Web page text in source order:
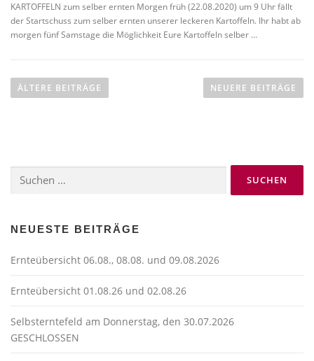
KARTOFFELN zum selber ernten Morgen früh (22.08.2020) um 9 Uhr fällt
der Startschuss zum selber ernten unserer leckeren Kartoffeln. Ihr habt ab
morgen fünf Samstage die Möglichkeit Eure Kartoffeln selber …
e
a
i
g
t
i
ÄLTERE BEITRÄGE NEUERE BEITRÄGE
nach:
NEUESTE BEITRÄGE
Ernteübersicht 06.08., 08.08. und 09.08.2026
Ernteübersicht 01.08.26 und 02.08.26
Selbsterntefeld am Donnerstag, den 30.07.2026
GESCHLOSSEN